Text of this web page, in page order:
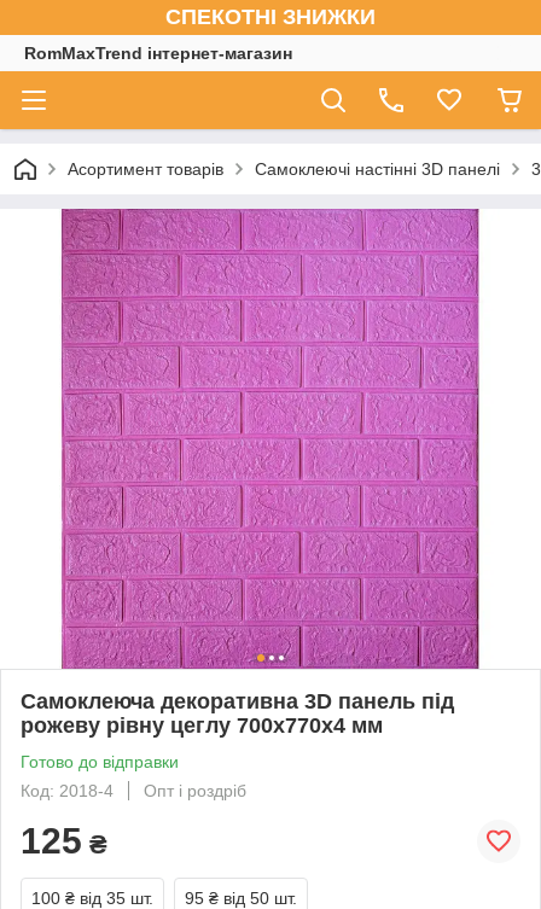
СПЕКОТНІ ЗНИЖКИ
RomMaxTrend інтернет-магазин
Асортимент товарів Самоклеючі настінні 3D панелі
Самоклеюча декоративна 3D панель під
рожеву рівну цеглу 700x770x4 мм
Готово до відправки
Код: 2018-4
Опт і роздріб
125 ₴
100 ₴ від 35 шт. 95 ₴ від 50 шт.